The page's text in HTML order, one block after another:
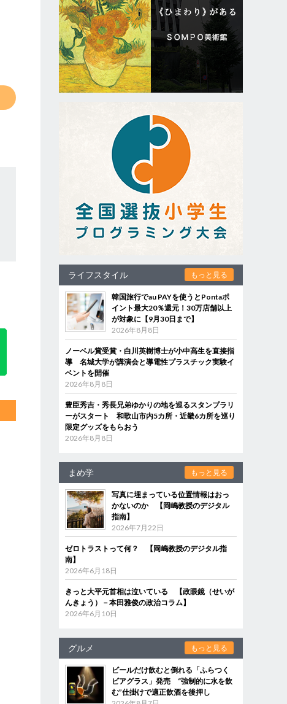
ライフスタイル もっと見る
韓国旅行でau PAYを使うとPontaポ
イント最大20％還元！30万店舗以上
が対象に【9月30日まで】
2026年8月8日
ノーベル賞受賞・白川英樹博士が小中高生を直接指
導 名城大学が講演会と導電性プラスチック実験イ
ベントを開催
2026年8月8日
豊臣秀吉・秀長兄弟ゆかりの地を巡るスタンプラリ
ーがスタート 和歌山市内5カ所・近畿6カ所を巡り
限定グッズをもらおう
2026年8月8日
まめ学 もっと見る
写真に埋まっている位置情報はおっ
かないのか 【岡嶋教授のデジタル
指南】
2026年7月22日
ゼロトラストって何？ 【岡嶋教授のデジタル指
南】
2026年6月18日
きっと大平元首相は泣いている 【政眼鏡（せいが
んきょう）－本田雅俊の政治コラム】
2026年6月10日
グルメ もっと見る
ビールだけ飲むと倒れる「ふらつく
ビアグラス」発売 “強制的に水を飲
む”仕掛けで適正飲酒を後押し